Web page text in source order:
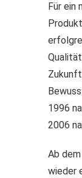
Für ein
1996
2006
Ab
wieder